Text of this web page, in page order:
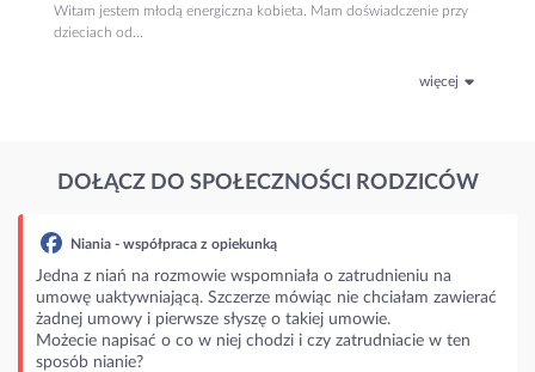
Witam jestem młodą energiczna kobieta. Mam doświadczenie przy
dzieciach od...
więcej
DOŁĄCZ DO SPOŁECZNOŚCI RODZICÓW
Niania - współpraca z opiekunką
Jedna z niań na rozmowie wspomniała o zatrudnieniu na
umowę uaktywniającą. Szczerze mówiąc nie chciałam zawierać
żadnej umowy i pierwsze słyszę o takiej umowie.
Możecie napisać o co w niej chodzi i czy zatrudniacie w ten
sposób nianie?